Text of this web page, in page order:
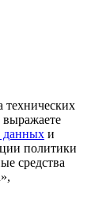
технических
выражаете
данных и
политики
средства